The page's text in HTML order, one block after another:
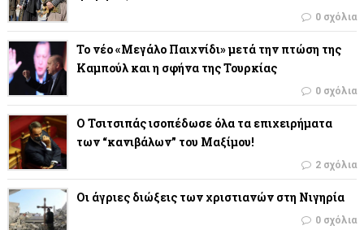
0 σχόλια
Το νέο «Μεγάλο Παιχνίδι» μετά την πτώση της
Καμπούλ και η σφήνα της Τουρκίας
0 σχόλια
Ο Τσιτσιπάς ισοπέδωσε όλα τα επιχειρήματα
των “κανιβάλων” του Μαξίμου!
2 σχόλια
Οι άγριες διώξεις των χριστιανών στη Νιγηρία
0 σχόλια